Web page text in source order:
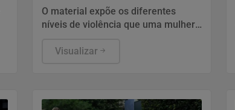
mulheres
O material expõe os diferentes
níveis de violência que uma mulher
estágios: "Fique Atenta", "Proteja-se"
Visualizar